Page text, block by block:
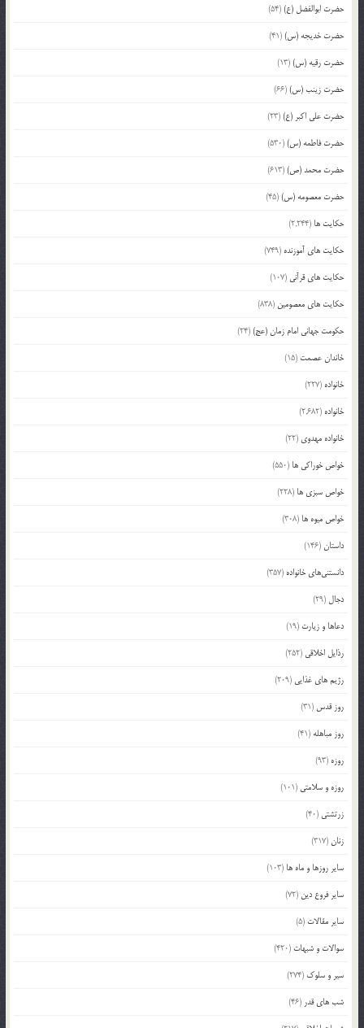
حضرت ابوالفضل (ع)(54)
حضرت خدیجه (س)(41)
حضرت رقیه (س)(13)
حضرت زینب (س)(66)
حضرت علی اکبر (ع)(23)
حضرت فاطمه (س)(530)
حضرت محمد (ص)(613)
حضرت معصومه (س)(45)
حکایت ها (2,244)
حکایت های آموزنده (749)
حکایت های قرآنی (107)
حکایت های معصومین (838)
حکومت جهانی امام زمان (عج)(24)
خاندان عصمت (15)
خانواده (227)
خانواده (2,682)
خانواده مهدوی (22)
خواص خوراکی ها (550)
خواص سبزی ها (228)
خواص میوه ها (308)
داستان(146)
دانستنی‌های خانواده (357)
دجال (29)
دعاها و زیارت (19)
رذایل اخلاقی (252)
رژیم های غذایی (209)
روز قدس (31)
روز مباهله (41)
روزه (93)
روزه و سلامتی (101)
زرتشتی (40)
زنان(317)
سایر روزها و ماه ها (103)
سایر فروع دین (72)
سایر مقالات (5)
سوالات و شبهات (420)
سیر و سلوک (274)
شب های قدر (46)